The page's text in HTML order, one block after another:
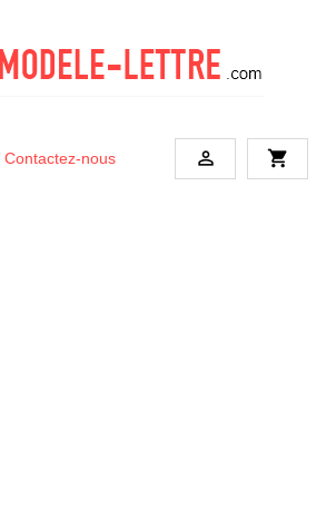
Contactez-nous  shopping_cart